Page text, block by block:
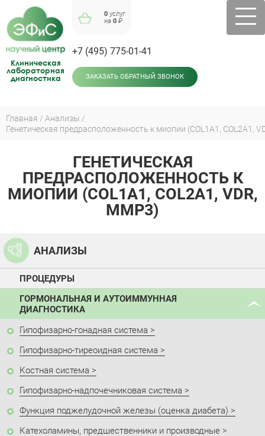
navigation
Клиническая
лабораторная
диагностика
0 услуг
на0 ₽
+7 (495) 775-01-41
ЗАКАЗАТЬ ОБРАТНЫЙ ЗВОНОК
Вы
Главная
Анализы
Генетическая предрасположенность к миопии (COL1A1, COL2A1,
ГЕНЕТИЧЕСКАЯ
ПРЕДРАСПОЛОЖЕННОСТЬ К
МИОПИИ (COL1A1, COL2A1, VDR,
MMP3)
АНАЛИЗЫ
ПРОЦЕДУРЫ
ГОРМОНАЛЬНАЯ И АУТОИММУННАЯ
ДИАГНОСТИКА
Гипофизарно-гонадная система
Гипофизарно-тиреоидная система
Костная система
Гипофизарно-надпочечниковая система
Функция поджелудочной железы (оценка диабета)
Катехоламины, предшественники и производные